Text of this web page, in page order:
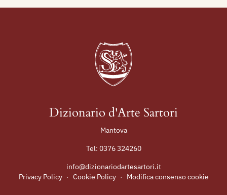
Dizionario d'Arte Sartori
Mantova
Tel: 0376 324260
info@dizionariodartesartori.it
Privacy Policy · Cookie Policy · Modifica consenso cookie